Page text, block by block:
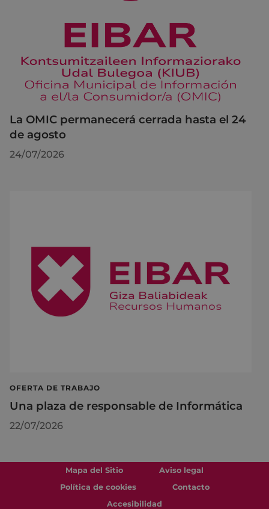
La OMIC permanecerá cerrada hasta el 24
de agosto
24/07/2026
OFERTA DE TRABAJO
Una plaza de responsable de Informática
22/07/2026
Mapa del Sitio
Aviso legal
Política de cookies
Contacto
Accesibilidad